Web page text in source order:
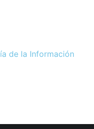
de la Información